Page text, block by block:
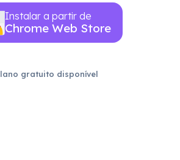
Instalar a partir de
Chrome Web Store
gratuito disponível